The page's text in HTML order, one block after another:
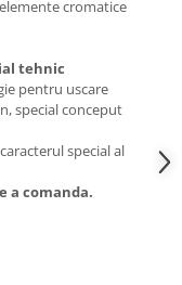
cromatice
tehnic
pentru uscare
special conceput
special al
a comanda.